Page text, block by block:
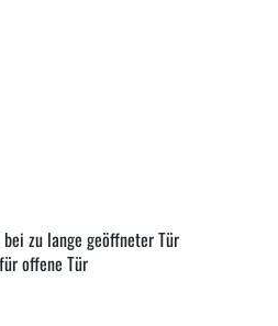
zu lange geöffneter Tür
offene Tür